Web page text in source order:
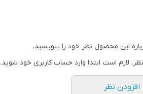
این محصول نظر خود را بنویسید.
لازم است ابتدا وارد حساب کاربری خود شوید.
افزودن نظر